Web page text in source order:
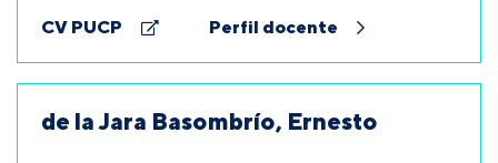
CV PUCP Perfil docente
de la Jara Basombrío, Ernesto